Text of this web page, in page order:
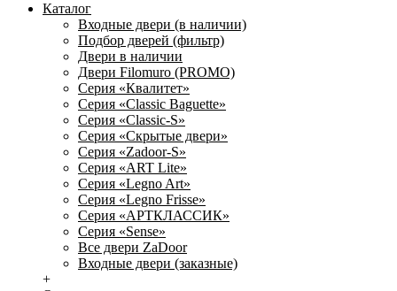
Каталог
Входные двери (в наличии)
Подбор дверей (фильтр)
Двери в наличии
Двери Filomuro (PROMO)
Серия «Квалитет»
Серия «Classic Baguette»
Серия «Classic-S»
Серия «Скрытые двери»
Серия «Zadoor-S»
Серия «ART Lite»
Серия «Legno Art»
Серия «Legno Frisse»
Серия «АРТКЛАССИК»
Серия «Sense»
Все двери ZaDoor
Входные двери (заказные)
+